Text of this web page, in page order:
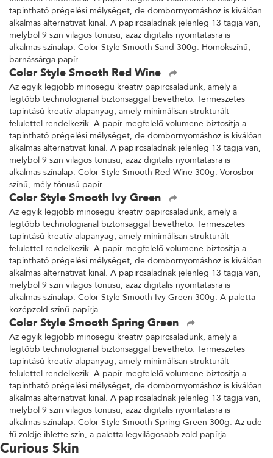
tapintható prégelési mélységet, de dombornyomáshoz is kiválóan
alkalmas alternatívát kínál. A papírcsaládnak jelenleg 13 tagja van,
melyből 9 szín világos tónusú, azaz digitális nyomtatásra is
alkalmas színalap. Color Style Smooth Sand 300g: Homokszínű,
barnássárga papír.
Color Style Smooth Red Wine
Az egyik legjobb minőségű kreatív papírcsaládunk, amely a
legtöbb technológiánál biztonsággal bevethető. Természetes
tapintású kreatív alapanyag, amely minimálisan strukturált
felülettel rendelkezik. A papír megfelelő volumene biztosítja a
tapintható prégelési mélységet, de dombornyomáshoz is kiválóan
alkalmas alternatívát kínál. A papírcsaládnak jelenleg 13 tagja van,
melyből 9 szín világos tónusú, azaz digitális nyomtatásra is
alkalmas színalap. Color Style Smooth Red Wine 300g: Vörösbor
színű, mély tónusú papír.
Color Style Smooth Ivy Green
Az egyik legjobb minőségű kreatív papírcsaládunk, amely a
legtöbb technológiánál biztonsággal bevethető. Természetes
tapintású kreatív alapanyag, amely minimálisan strukturált
felülettel rendelkezik. A papír megfelelő volumene biztosítja a
tapintható prégelési mélységet, de dombornyomáshoz is kiválóan
alkalmas alternatívát kínál. A papírcsaládnak jelenleg 13 tagja van,
melyből 9 szín világos tónusú, azaz digitális nyomtatásra is
alkalmas színalap. Color Style Smooth Ivy Green 300g: A paletta
középzöld színű papírja.
Color Style Smooth Spring Green
Az egyik legjobb minőségű kreatív papírcsaládunk, amely a
legtöbb technológiánál biztonsággal bevethető. Természetes
tapintású kreatív alapanyag, amely minimálisan strukturált
felülettel rendelkezik. A papír megfelelő volumene biztosítja a
tapintható prégelési mélységet, de dombornyomáshoz is kiválóan
alkalmas alternatívát kínál. A papírcsaládnak jelenleg 13 tagja van,
melyből 9 szín világos tónusú, azaz digitális nyomtatásra is
alkalmas színalap. Color Style Smooth Spring Green 300g: Az üde
fű zöldje ihlette szín, a paletta legvilágosabb zöld papírja.
Curious Skin